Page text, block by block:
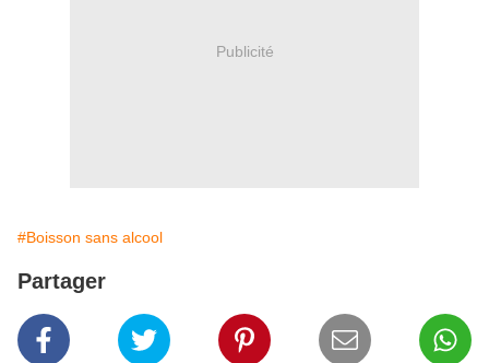
Publicité
#Boisson sans alcool
Partager